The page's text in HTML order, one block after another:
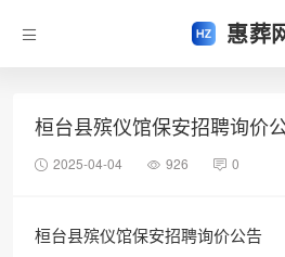
惠葬
桓台县殡仪馆保安招聘询价
2025-04-04 926 0
桓台县殡仪馆保安招聘询价公告